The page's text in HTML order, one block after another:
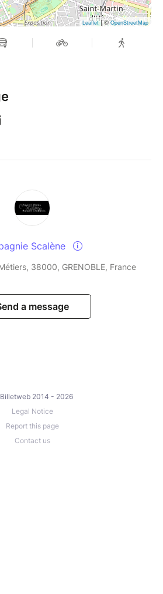
Leaflet| ©OpenStreetMap
Scalène
38000, GRENOBLE, France
a message
2014 - 2026
Legal Notice
Report this page
Contact us